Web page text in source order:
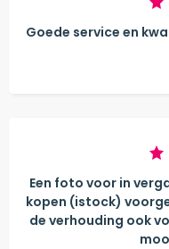
Goede service en
Een foto voor in
kopen (istock)
de verhouding ook